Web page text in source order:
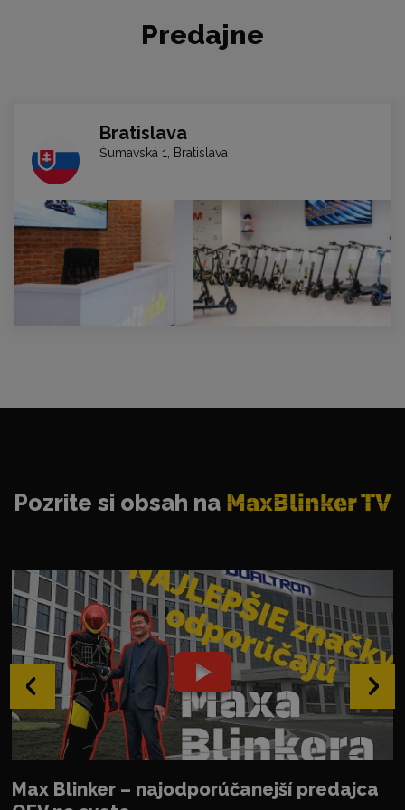
Predajne
Bratislava
Šumavská 1, Bratislava
Pozrite si obsah na MaxBlinker TV
Max Blinker – najodporúčanejší predajca
‹ ›